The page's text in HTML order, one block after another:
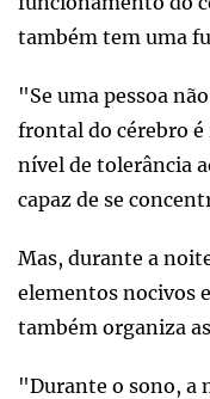
também tem uma
"Se uma pessoa
frontal do cérebro é
nível de tolerância
capaz de se
Mas, durante a
elementos nocivos
também organiza
"Durante o sono, a